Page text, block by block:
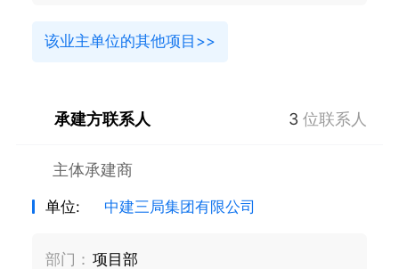
该业主单位的其他项目>>
承建方联系人 3 位联系人
主体承建商
单位: 中建三局集团有限公司
部门： 项目部